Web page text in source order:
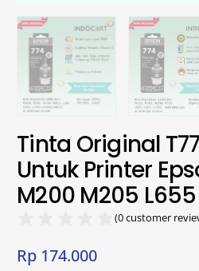
Tinta Original
Untuk Printer
M200 M205
(0customer
Rp 174.000